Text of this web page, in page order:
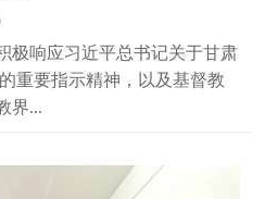
极响应习近平总书记关于甘肃
重要指示精神，以及基督教
界...